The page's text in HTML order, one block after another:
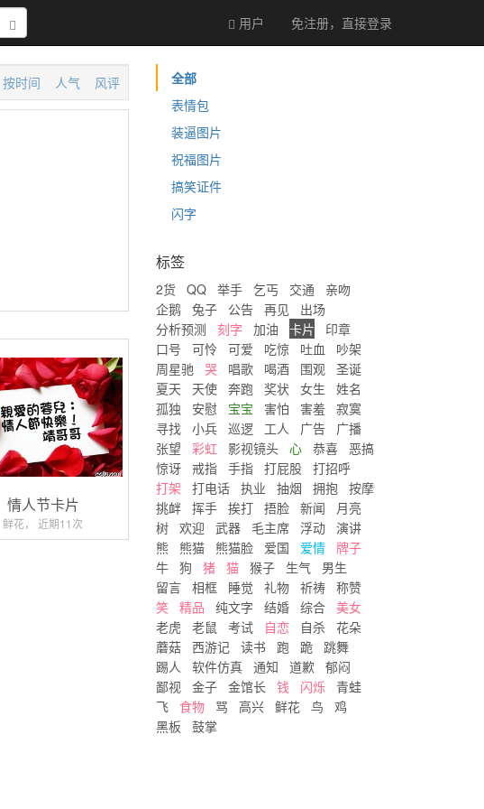
搜索 用户 免注册，直接登录
按时间 人气 风评
情人节卡片
鲜花， 近期11次
全部
表情包
装逼图片
祝福图片
搞笑证件
闪字
标签
2货 QQ 举手 乞丐 交通
亲吻
企鹅
兔子 公告 再见
出场
分析预测
刻字 加油 卡片
印章
口号
可怜 可爱 吃惊 吐血
吵架
周星驰
哭 唱歌 喝酒 围观
圣诞
夏天
天使 奔跑 奖状 女生
姓名
孤独
安慰 宝宝 害怕 害羞
寂寞
寻找
小兵 巡逻 工人 广告
广播
张望
彩虹 影视镜头 心 恭喜
恶搞
惊讶
戒指 手指 打屁股
打招呼
打架
打电话 执业 抽烟 拥抱
按摩
挑衅
挥手 挨打 捂脸 新闻
月亮
树
欢迎 武器 毛主席 浮动
演讲
熊
熊猫 熊猫脸 爱国 爱情
牌子
牛
狗 猪 猫 猴子 生气
男生
留言
相框 睡觉 礼物 祈祷
称赞
笑
精品 纯文字 结婚 综合
美女
老虎
老鼠 考试 自恋 自杀
花朵
蘑菇
西游记 读书 跑 跪
跳舞
踢人
软件仿真 通知 道歉
郁闷
鄙视
金子 金馆长 钱 闪烁
青蛙
飞
食物 骂 高兴 鲜花 鸟
鸡
黑板
鼓掌